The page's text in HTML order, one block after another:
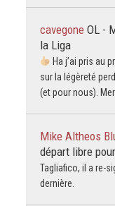
cavegone OL -
la Liga
Ha j’ai pris au
sur la légèreté
(et pour nous).
Mike Altheos
départ libre
Tagliafico, il a re-
dernière.